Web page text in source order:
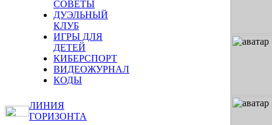
СОВЕТЫ
ДУЭЛЬНЫЙ
КЛУБ
ИГРЫ ДЛЯ
ДЕТЕЙ
КИБЕРСПОРТ
ВИДЕОЖУРНАЛ
КОДЫ
ЛИНИЯ
ГОРИЗОНТА